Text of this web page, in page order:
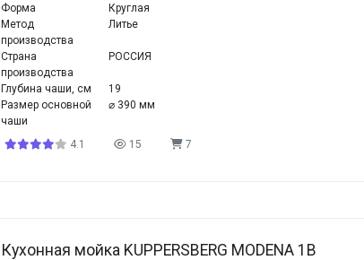
Форма
Круглая
Метод
производства
Литье
Страна
производства
РОССИЯ
Глубина чаши, см
19
Размер основной
чаши
⌀ 390 мм
4.1 15 7
Кухонная мойка KUPPERSBERG MODENA 1B